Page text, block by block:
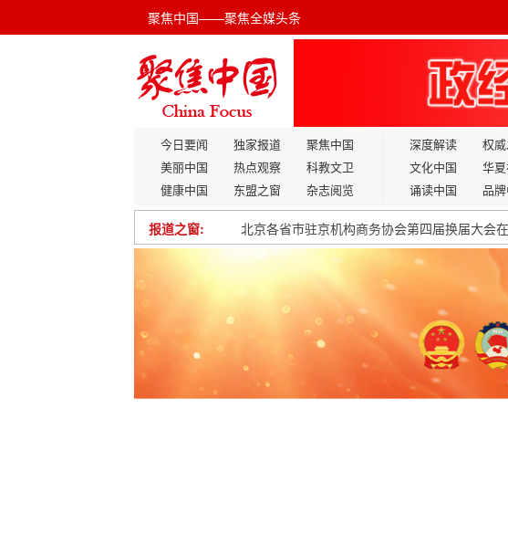
聚焦中国——聚焦全媒头条
今日要闻 独家报道
聚焦中国
美丽中国
热点观察
科教文卫
健康中国
东盟之窗 杂志阅览
深度解读 权
文化中国
华
诵读中国
品
报道之窗:
北京各省市驻京机构商务协会第四届换届大会
中央一号文件首提“农业新质生产力”，有何深
工信部：5G移动电话用户占比已超五成
中国国家主席习近平近年来首次访美
团结“政”奋斗 凝心“协”出彩 善为创“委”业
杜占元委员：总书记著作已经成为国际社会读